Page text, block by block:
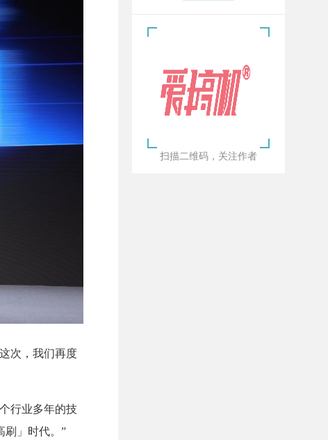
次，我们再度
行业多年的技
刷」时代。”
扫描二维码，关注作者